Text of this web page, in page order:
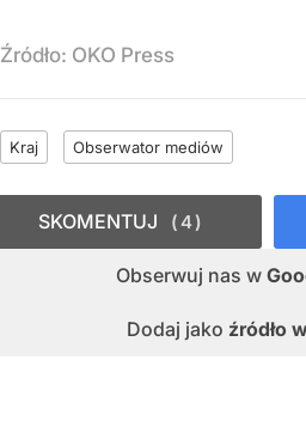
Źródło: OKO Press
Kraj Obserwator mediów
Obserwuj nas w
Dodaj jako źródło
SKOMENTUJ 4